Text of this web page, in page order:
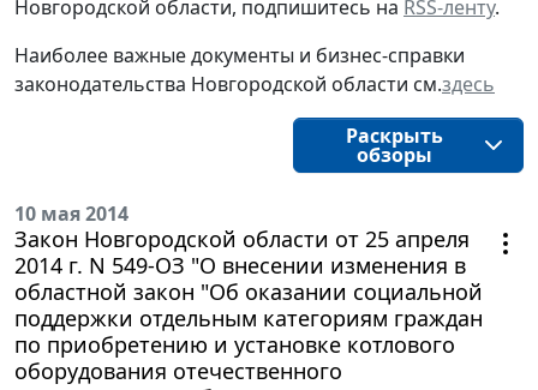
Новгородской области, подпишитесь на RSS-ленту.
Наиболее важные документы и бизнес-справки
законодательства Новгородской области см.здесь
Раскрыть
обзоры
10 мая 2014
Закон Новгородской области от 25 апреля
2014 г. N 549-ОЗ "О внесении изменения в
областной закон "Об оказании социальной
поддержки отдельным категориям граждан
по приобретению и установке котлового
оборудования отечественного